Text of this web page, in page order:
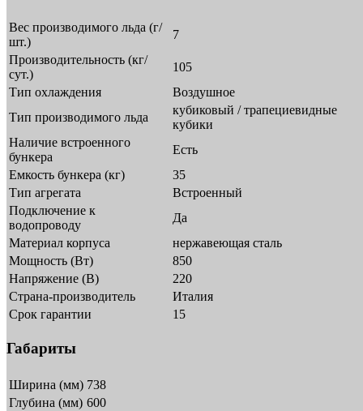
Вес производимого льда (г/
шт.)
7
Производительность (кг/
сут.)
105
Тип охлаждения
Воздушное
Тип производимого льда
кубиковый / трапециевидные
кубики
Наличие встроенного
бункера
Есть
Емкость бункера (кг)
35
Тип агрегата
Встроенный
Подключение к
водопроводу
Да
Материал корпуса
нержавеющая сталь
Мощность (Вт)
850
Напряжение (В)
220
Страна-производитель
Италия
Срок гарантии
15
Габариты
Ширина (мм) 738
Глубина (мм) 600